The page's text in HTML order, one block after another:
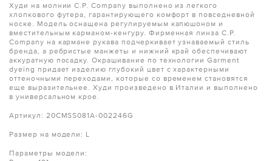
Худи на молнии C.P. Company выполнено из легкого
хлопкового футера, гарантирующего комфорт в повседневной
носке. Модель оснащена регулируемым капюшоном и
вместительным карманом-кенгуру. Фирменная линза C.P.
Company на кармане рукава подчеркивает узнаваемый стиль
бренда, а ребристые манжеты и нижний край обеспечивают
аккуратную посадку. Окрашивание по технологии Garment
dyeing придает изделию глубокий цвет с характерными
оттеночными переходами, которые со временем становятся
еще выразительнее. Худи произведено в Италии и выполнено
в универсальном крое.
Артикул: 20CMSS081A-002246G
Размер на модели: L
Параметры модели: